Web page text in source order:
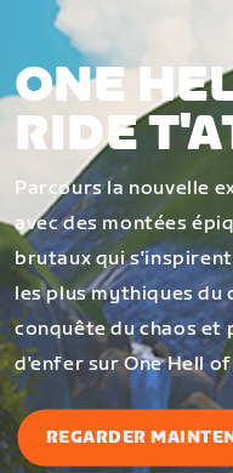
ONE
RIDE
Parcours la nouvelle
avec des montées
brutaux qui
les plus mythiques du
conquête du chaos et
d'enfer sur One Hell of
REGARDER